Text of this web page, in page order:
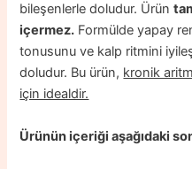
bileşenlerle doludur. Ürün
içermez. Formülde yapay
tonusunu ve kalp ritmini
doludur. Bu ürün, kronik
için idealdir.
Ürünün içeriği aşağıdaki